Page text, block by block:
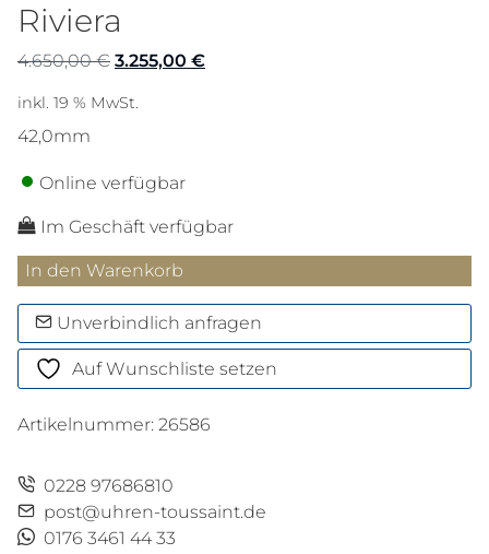
Riviera
4.650,00€ Ursprünglicher
war:
3.255,00 €Aktueller
inkl. 19 % MwSt.
42,0mm
Online verfügbar
Im Geschäft verfügbar
Riviera
Menge
In den Warenkorb
Unverbindlich anfragen
Auf Wunschliste setzen
Artikelnummer: 26586
0228 97686810
post@uhren-toussaint.de
0176 3461 44 33